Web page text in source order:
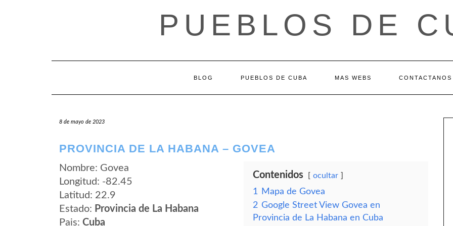
PUEBLOS DE
BLOG PUEBLOS DE CUBA MAS WEBS CONTACTANOS
8 de mayo de 2023
PROVINCIA DE LA HABANA – GOVEA
Nombre: Govea
Longitud: -82.45
Latitud: 22.9
Estado: Provincia de La Habana
Pais: Cuba
Contenidos ocultar
1
Mapa de Govea
2 Google Street View Govea en
Provincia de La Habana en Cuba